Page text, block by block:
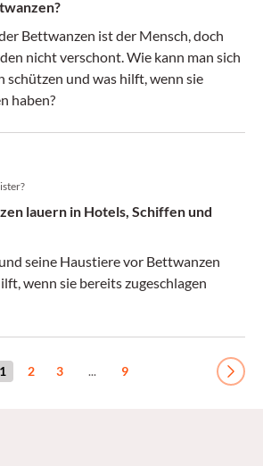
Bettwanzen ist der Mensch, doch
nicht verschont. Wie kann man sich
schützen und was hilft, wenn sie
haben?
lauern in Hotels, Schiffen und
seine Haustiere vor Bettwanzen
wenn sie bereits zugeschlagen
1 2 3 ... 9 Next